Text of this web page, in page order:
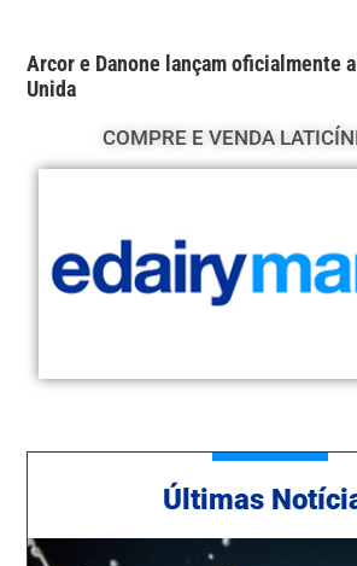
Arcor e Danone lançam oficialmente
Unida
COMPRE E VENDA
Ú ltimas